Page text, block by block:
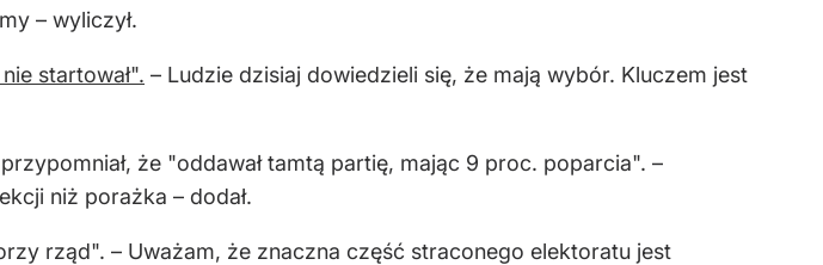
– wyliczył.
startował". – Ludzie dzisiaj dowiedzieli się, że mają wybór. Kluczem jest
że "oddawał tamtą partię, mając 9 proc. poparcia". –
niż porażka – dodał.
rząd". – Uważam, że znaczna część straconego elektoratu jest